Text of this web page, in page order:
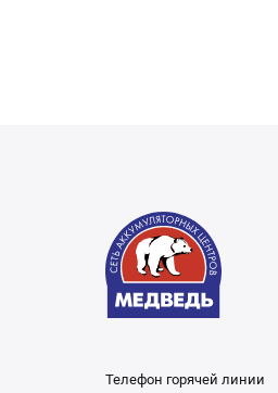
Телефон горячей линии